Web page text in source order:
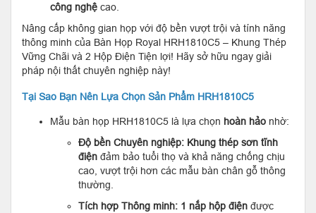
công nghệ cao.
Nâng cấp không gian họp với độ bền vượt trội và tính năng
thông minh của Bàn Họp Royal HRH1810C5 – Khung Thép
Vững Chãi và 2 Hộp Điện Tiện lợi! Hãy sở hữu ngay giải
pháp nội thất chuyên nghiệp này!
Tại Sao Bạn Nên Lựa Chọn Sản Phẩm HRH1810C5
Mẫu bàn họp HRH1810C5 là lựa chọn hoàn hảo nhờ:
Độ bền Chuyên nghiệp: Khung thép sơn tĩnh
điện đảm bảo tuổi thọ và khả năng chống chịu
cao, vượt trội hơn các mẫu bàn chân gỗ thông
thường.
Tích hợp Thông minh: 1 nắp hộp điện được